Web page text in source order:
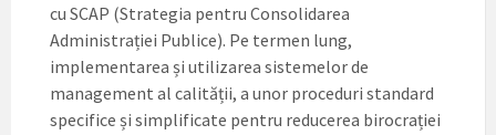
cu SCAP (Strategia pentru Consolidarea
Administrației Publice). Pe termen lung,
implementarea și utilizarea sistemelor de
management al calității, a unor proceduri standard
specifice și simplificate pentru reducerea birocrației